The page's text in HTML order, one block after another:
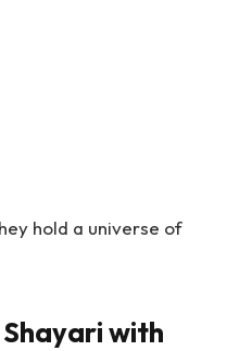
hold a universe of
with